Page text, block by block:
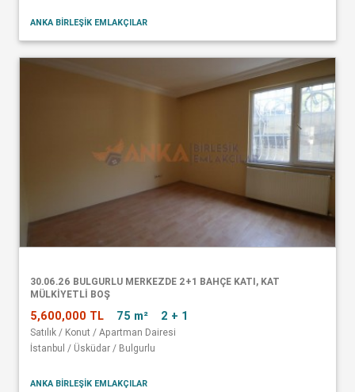
ANKA BİRLEŞİK EMLAKÇILAR
30.06.26 BULGURLU MERKEZDE 2+1 BAHÇE KATI, KAT
MÜLKİYETLİ BOŞ
5,600,000 TL 75 m² 2 + 1
Satılık / Konut / Apartman Dairesi
İstanbul / Üsküdar / Bulgurlu
ANKA BİRLEŞİK EMLAKÇILAR